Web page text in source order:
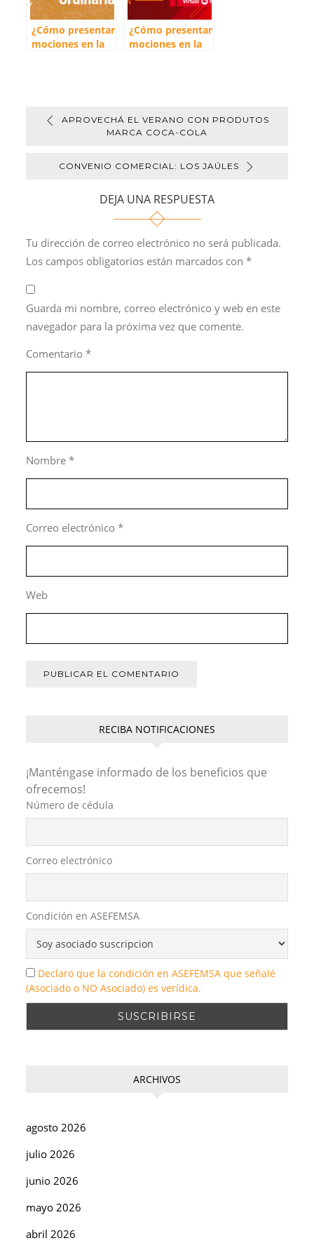
¿Cómo presentar
mociones en la
¿Cómo presentar
mociones en la
APROVECHÁ EL VERANO CON PRODUTOS
MARCA COCA-COLA
CONVENIO COMERCIAL: LOS JAÚLES
DEJA UNA RESPUESTA
Tu dirección de correo electrónico no será publicada.
Los campos obligatorios están marcados con*
Guarda mi nombre, correo electrónico y web en este
navegador para la próxima vez que comente.
Comentario*
Nombre*
Correo electrónico*
Web
RECIBA NOTIFICACIONES
¡Manténgase informado de los beneficios que
ofrecemos!
Número de cédula
Correo electrónico
Condición en ASEFEMSA
Declaro que la condición en ASEFEMSA que señalé
(Asociado o NO Asociado) es verídica.
ARCHIVOS
agosto 2026
julio 2026
junio 2026
mayo 2026
abril 2026